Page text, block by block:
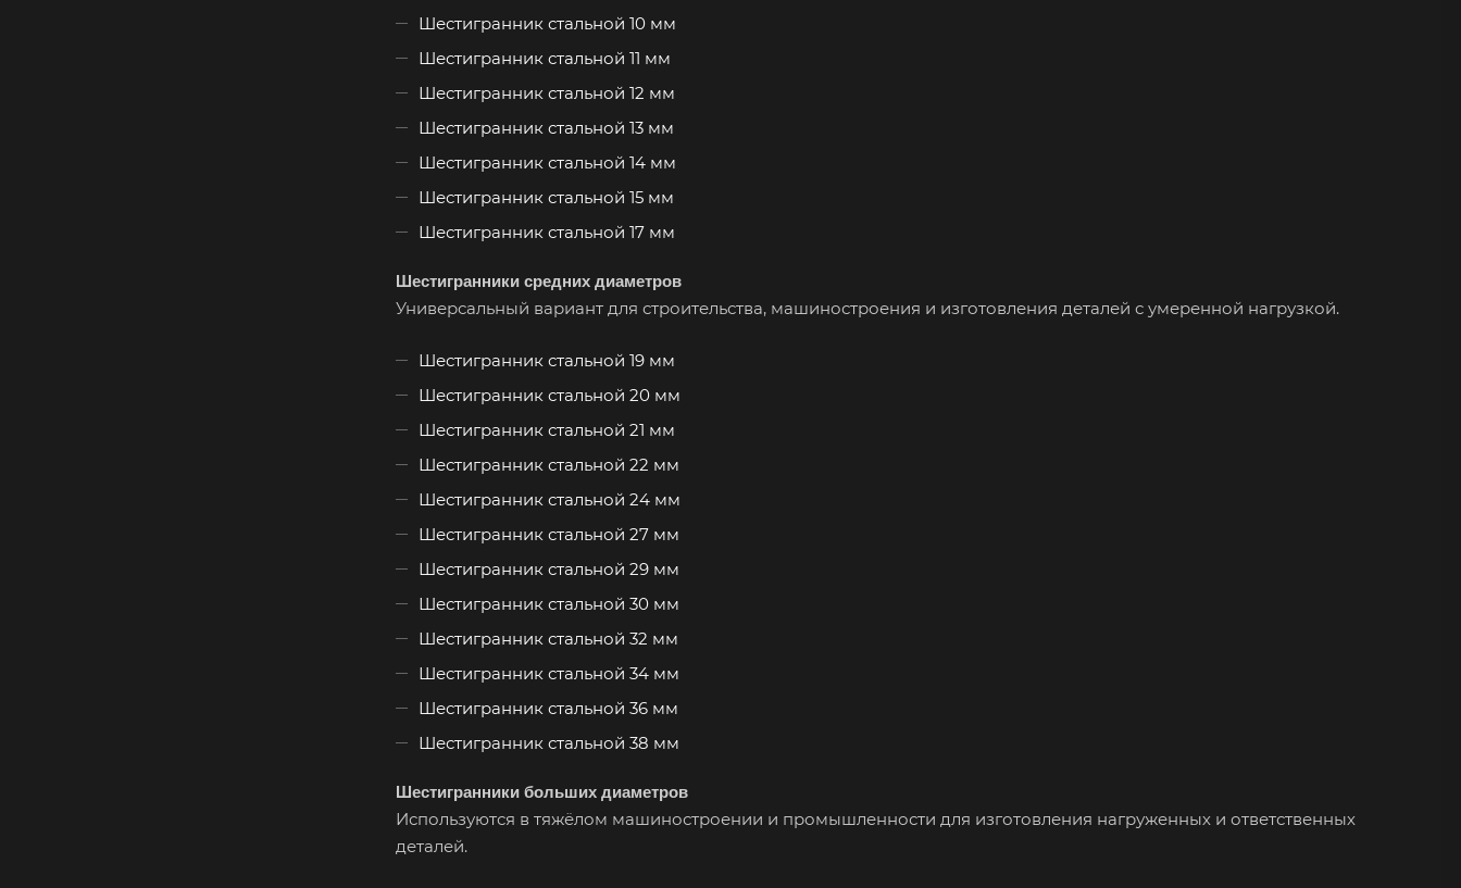
Шестигранник стальной 10 мм
Шестигранник стальной 11 мм
Шестигранник стальной 12 мм
Шестигранник стальной 13 мм
Шестигранник стальной 14 мм
Шестигранник стальной 15 мм
Шестигранник стальной 17 мм
Шестигранники средних диаметров
Универсальный вариант для строительства, машиностроения и изготовления деталей с умеренной нагрузкой.
Шестигранник стальной 19 мм
Шестигранник стальной 20 мм
Шестигранник стальной 21 мм
Шестигранник стальной 22 мм
Шестигранник стальной 24 мм
Шестигранник стальной 27 мм
Шестигранник стальной 29 мм
Шестигранник стальной 30 мм
Шестигранник стальной 32 мм
Шестигранник стальной 34 мм
Шестигранник стальной 36 мм
Шестигранник стальной 38 мм
Шестигранники больших диаметров
Используются в тяжёлом машиностроении и промышленности для изготовления нагруженных и ответственных
деталей.